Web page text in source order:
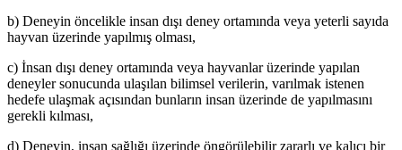
b) Deneyin öncelikle insan dışı deney ortamında veya yeterli sayıda
hayvan üzerinde yapılmış olması,
c) İnsan dışı deney ortamında veya hayvanlar üzerinde yapılan
deneyler sonucunda ulaşılan bilimsel verilerin, varılmak istenen
hedefe ulaşmak açısından bunların insan üzerinde de yapılmasını
gerekli kılması,
d) Deneyin, insan sağlığı üzerinde öngörülebilir zararlı ve kalıcı bir